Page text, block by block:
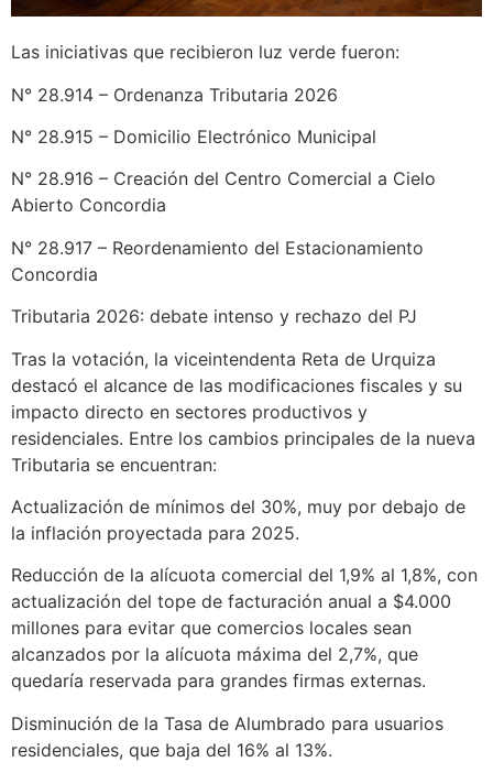
Las iniciativas que recibieron luz verde fueron:
N° 28.914 – Ordenanza Tributaria 2026
N° 28.915 – Domicilio Electrónico Municipal
N° 28.916 – Creación del Centro Comercial a Cielo
Abierto Concordia
N° 28.917 – Reordenamiento del Estacionamiento
Concordia
Tributaria 2026: debate intenso y rechazo del PJ
Tras la votación, la viceintendenta Reta de Urquiza
destacó el alcance de las modificaciones fiscales y su
impacto directo en sectores productivos y
residenciales. Entre los cambios principales de la nueva
Tributaria se encuentran:
Actualización de mínimos del 30%, muy por debajo de
la inflación proyectada para 2025.
Reducción de la alícuota comercial del 1,9% al 1,8%, con
actualización del tope de facturación anual a $4.000
millones para evitar que comercios locales sean
alcanzados por la alícuota máxima del 2,7%, que
quedaría reservada para grandes firmas externas.
Disminución de la Tasa de Alumbrado para usuarios
residenciales, que baja del 16% al 13%.